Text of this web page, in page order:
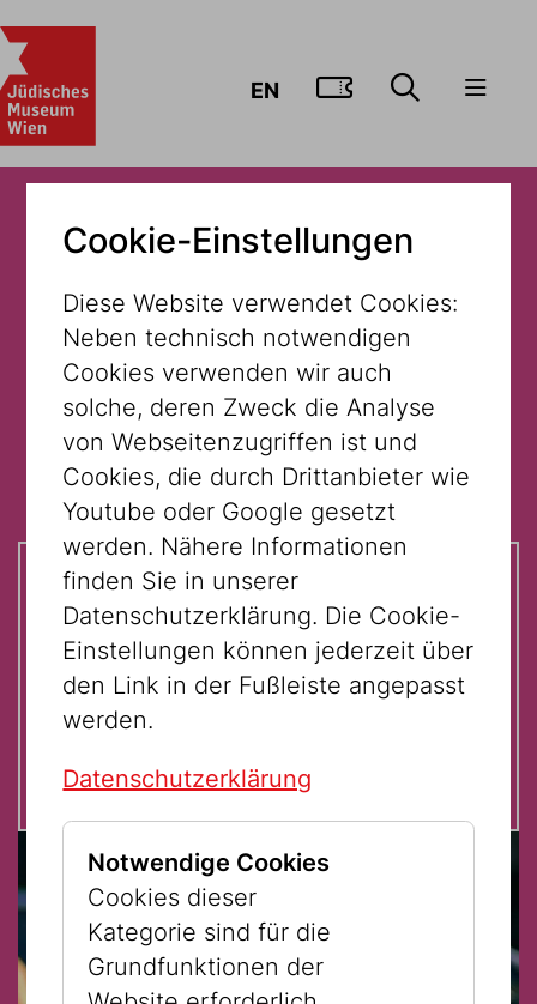
EN ZUM
Unsere Stadt! Jüdisches
Wien bis heute
Museum Dorotheergasse
Auf einen Blick:
Teilnahme mit Führungsticket €
3,- und gültigem Eintrittsticket
Cookie-Einstellungen
Diese Website verwendet Cookies:
Neben technisch notwendigen
Cookies verwenden wir auch
solche, deren Zweck die Analyse
von Webseitenzugriffen ist und
Cookies, die durch Drittanbieter wie
Youtube oder Google gesetzt
werden. Nähere Informationen
finden Sie in unserer
Datenschutzerklärung. Die Cookie-
Einstellungen können jederzeit über
den Link in der Fußleiste angepasst
werden.
Datenschutzerklärung
Notwendige Cookies
Cookies dieser
Kategorie sind für die
Grundfunktionen der